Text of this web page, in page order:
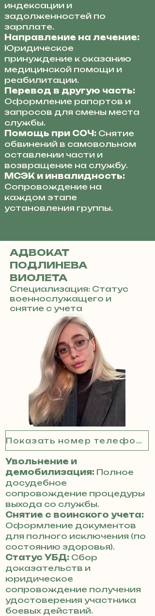
индексации и
задолженностей по
зарплате.
Направление на лечение:
Юридическое
принуждение к оказанию
медицинской помощи и
реабилитации.
Перевод в другую часть:
Оформление рапортов и
запросов для смены места
службы.
Помощь при СОЧ: Снятие
обвинений в самовольном
оставлении части и
возвращение на службу.
МСЭК и инвалидность:
Сопровождение на
каждом этапе
установления группы.
АДВОКАТ
ПОДЛИНЕВА
ВИОЛЕТА
Специализация: Статус
военнослужащего и
снятие с учета
Показать номер телефона
Увольнение и
демобилизация: Полное
досудебное
сопровождение процедуры
выхода со службы.
Снятие с воинского учета:
Оформление документов
для полного исключения (по
состоянию здоровья).
Статус УБД: Сбор
доказательств и
юридическое
сопровождение получения
удостоверения участника
боевых действий.